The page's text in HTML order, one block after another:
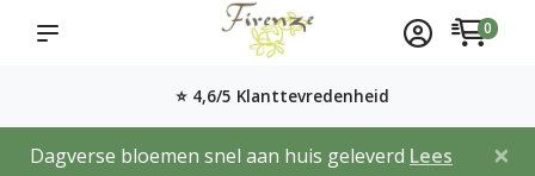
0
⭐ 4,6/5 Klanttevredenheid
Dagverse bloemen snel aan huis geleverd Lees
×